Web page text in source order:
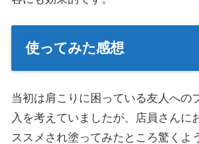
使ってみた感想
当初は肩こりに困っている友人への
入を考えていましたが、店員さんに
ススメされ塗ってみたところ驚くよ